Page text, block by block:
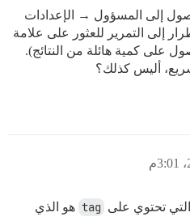
إلى المسؤول → الإعدادات
إلى التمرير للعثور على علامة
على كمية هائلة من النتائج).
أليس كذلك؟
تحتوي على tag هو الذي